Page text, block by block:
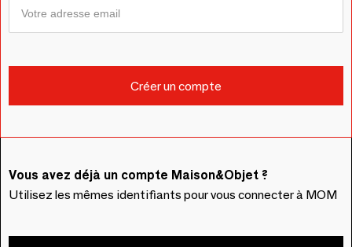
Vous avez déjà un compte Maison&Objet ?
Utilisez les mêmes identifiants pour vous connecter à MOM